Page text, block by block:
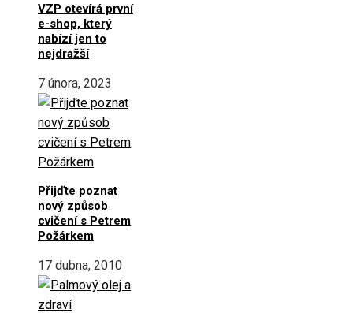
VZP otevírá první
e-shop, který
nabízí jen to
nejdražší
7 února, 2023
Přijďte poznat
nový způsob
cvičení s Petrem
Požárkem
17 dubna, 2010